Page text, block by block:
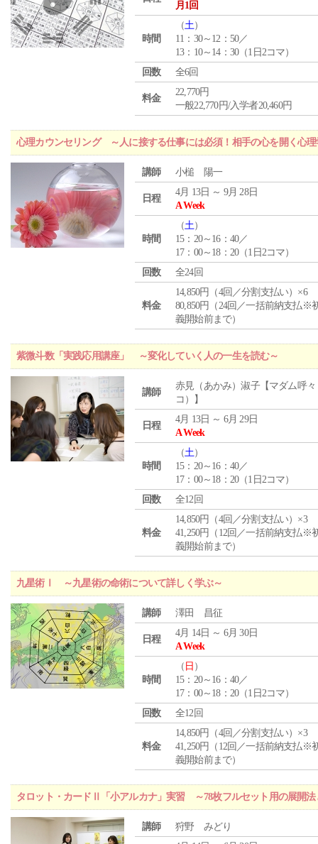
月1回
時間
（土）
11：30～12：50／
13：10～14：30（1日2コマ）
回数
全6回
料金
22,770円
一般22,770円/入学者20,460円
心理カウンセリング ～人に接する仕事には必須！相手の心を開く心理
講師 小槌 陽一
日程
4月 13日 ～ 9月 28日
A Week
時間
（土）
15：20～16：40／
17：00～18：20（1日2コマ）
回数
全24回
料金
14,850円（4回／分割支払い）×6
80,850円（24回／一括前納支払※
義開始前まで）
紫微斗数「実践応用講座」 ～変化していく人の一生を読む～
講師
赤見（あかみ）淑子【マダム呼々
コ）】
日程
4月 13日 ～ 6月 29日
A Week
時間
（土）
15：20～16：40／
17：00～18：20（1日2コマ）
回数
全12回
料金
14,850円（4回／分割支払い）×3
41,250円（12回／一括前納支払※
義開始前まで）
九星術Ⅰ ～九星術の命術について詳しく学ぶ～
講師 澤田 昌征
日程
4月 14日 ～ 6月 30日
A Week
時間
（ 日 ）
15：20～16：40／
17：00～18：20（1日2コマ）
回数
全12回
料金
14,850円（4回／分割支払い）×3
41,250円（12回／一括前納支払※
義開始前まで）
タロット・カードⅡ「小アルカナ」実習 ～78枚フルセット用の展開法
講師 狩野 みどり